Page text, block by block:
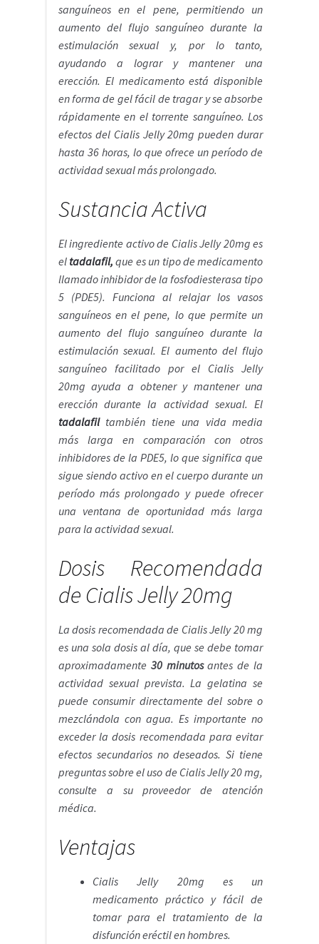
Sobre nosotros
sanguíneos en el pene, permitiendo un
aumento del flujo sanguíneo durante la
estimulación sexual y, por lo tanto,
ayudando a lograr y mantener una
erección. El medicamento está disponible
en forma de gel fácil de tragar y se absorbe
rápidamente en el torrente sanguíneo. Los
efectos del Cialis Jelly 20mg pueden durar
hasta 36 horas, lo que ofrece un período de
actividad sexual más prolongado.
Sustancia Activa
El ingrediente activo de Cialis Jelly 20mg es
eltadalafil, que es un tipo de medicamento
llamado inhibidor de la fosfodiesterasa tipo
5 (PDE5). Funciona al relajar los vasos
sanguíneos en el pene, lo que permite un
aumento del flujo sanguíneo durante la
estimulación sexual. El aumento del flujo
sanguíneo facilitado por el Cialis Jelly
20mg ayuda a obtener y mantener una
erección durante la actividad sexual. El
tadalafil también tiene una vida media
más larga en comparación con otros
inhibidores de la PDE5, lo que significa que
sigue siendo activo en el cuerpo durante un
período más prolongado y puede ofrecer
una ventana de oportunidad más larga
para la actividad sexual.
Dosis Recomendada
de Cialis Jelly 20mg
La dosis recomendada de Cialis Jelly 20 mg
es una sola dosis al día, que se debe tomar
aproximadamente 30 minutosantes de la
actividad sexual prevista. La gelatina se
puede consumir directamente del sobre o
mezclándola con agua. Es importante no
exceder la dosis recomendada para evitar
efectos secundarios no deseados. Si tiene
preguntas sobre el uso de Cialis Jelly 20 mg,
consulte a su proveedor de atención
médica.
Ventajas
Cialis Jelly 20mg es un
medicamento práctico y fácil de
tomar para el tratamiento de la
disfunción eréctil en hombres.